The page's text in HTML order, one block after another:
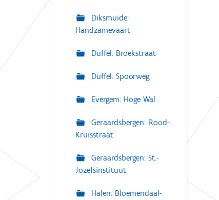
Diksmuide:
Handzamevaart
Duffel: Broekstraat
Duffel: Spoorweg
Evergem: Hoge Wal
Geraardsbergen: Rood-
Kruisstraat
Geraardsbergen: St.-
Jozefsinstituut
Halen: Bloemendaal-